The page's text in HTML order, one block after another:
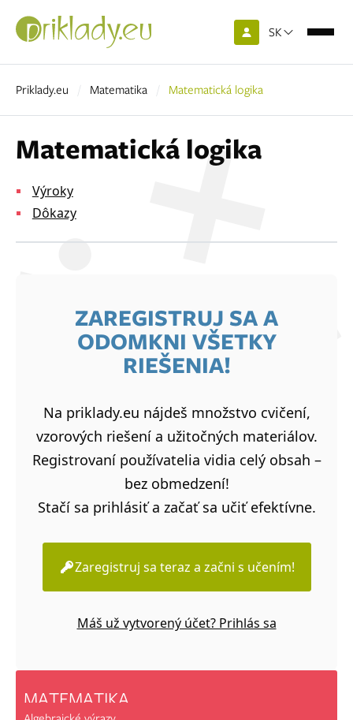
SK
Priklady.eu Matematika Matematická logika
Matematická logika
Výroky
Dôkazy
ZAREGISTRUJ SA A
ODOMKNI VŠETKY
RIEŠENIA!
Na priklady.eu nájdeš množstvo cvičení,
vzorových riešení a užitočných materiálov.
Registrovaní používatelia vidia celý obsah –
bez obmedzení!
Stačí sa prihlásiť a začať sa učiť efektívne.
Zaregistruj sa teraz a začni s učením!
Máš už vytvorený účet? Prihlás sa
MATEMATIKA